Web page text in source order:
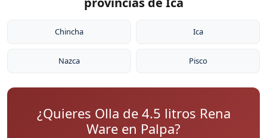
Chincha Ica
Nazca Pisco
¿Quieres Olla de 4.5 litros Rena
Ware en Palpa?